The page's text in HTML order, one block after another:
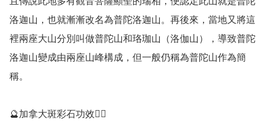
洛迦山，也就漸漸改名為普陀洛迦山。再後來，當地又將這
裡兩座大山分別叫做普陀山和珞珈山（洛伽山），導致普陀
洛迦山變成由兩座山峰構成，但一般仍稱為普陀山作為簡
稱。
🔮加拿大斑彩石功效💁‍♀️